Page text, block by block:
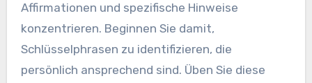
Affirmationen und spezifische Hinweise
konzentrieren. Beginnen Sie damit,
Schlüsselphrasen zu identifizieren, die
persönlich ansprechend sind. Üben Sie diese